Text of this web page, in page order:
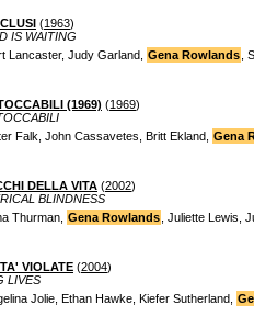
(1963)
IS WAITING
Lancaster, Judy Garland, Gena Rowlands ,
(1969) (1969)
Falk, John Cassavetes, Britt Ekland, Gena
DELLA VITA (2002)
BLINDNESS
Thurman, Gena Rowlands , Juliette Lewis,
VIOLATE (2004)
LIVES
Jolie, Ethan Hawke, Kiefer Sutherland,